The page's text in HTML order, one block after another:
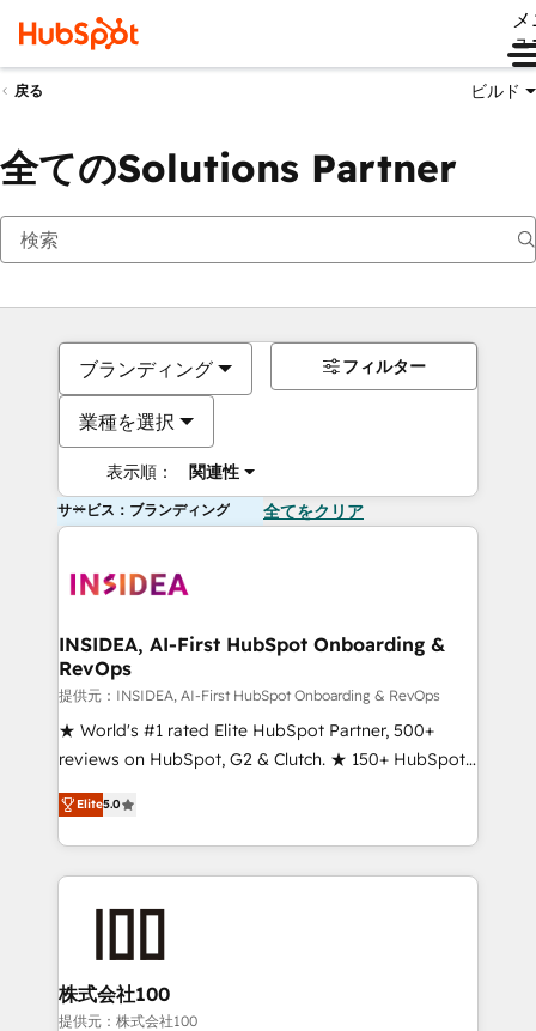
ュ
戻る ビルド
全てのSolutions Partner
ブランディング
業種を選択
表示順： 関連性
フィルター
サービス：ブランディング 全てをクリア
INSIDEA, AI-First HubSpot Onboarding &
RevOps
提供元：INSIDEA, AI-First HubSpot Onboarding & RevOps
★ World's #1 rated Elite HubSpot Partner, 500+
reviews on HubSpot, G2 & Clutch. ★ 150+ HubSpot
Certified Experts & Trainers across the team ★
1,500+ implementations across five continents ★ AI-
First, RevOps-led, Onboarding obsessed ★
Company of the Year 2024/25 INSIDEA helps
and build AI-powered workflows that drive adoption
from week one, in your time zone. What we do ➤
Onboarding: Live in weeks, with workflows built
Elite5.0
株式会社100
提供元：株式会社100